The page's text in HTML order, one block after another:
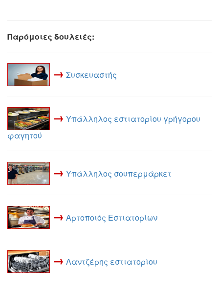
Παρόμοιες δουλειές:
→ Συσκευαστής
→ Υπάλληλος εστιατορίου γρήγορου
φαγητού
→ Υπάλληλος σουπερμάρκετ
→ Αρτοποιός Εστιατορίων
→ Λαντζέρης εστιατορίου